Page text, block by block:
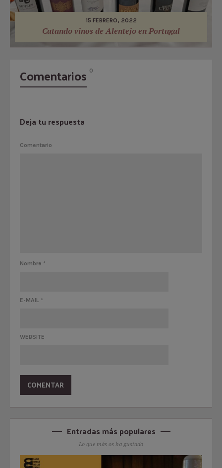
15 FEBRERO, 2022
Catando vinos de Alentejo en Portugal
Comentarios 0
Deja tu respuesta
Comentario
Nombre *
E-MAIL *
WEBSITE
Entradas más populares
Lo que más os ha gustado